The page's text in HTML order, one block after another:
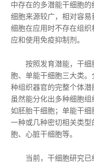
中存在的多潜能干细胞
细胞来源较广，相对容
细胞在应用时不存在组
应和使用免疫抑制剂。
按照发育潜能，干细
胞、单能干细胞三大类
种组织器官的完整个体
虽然能分化出多种细胞组
如胚胎干细胞；单能干
一种或几种密切相关类
胞、心脏干细胞等。
当前，干细胞研究已